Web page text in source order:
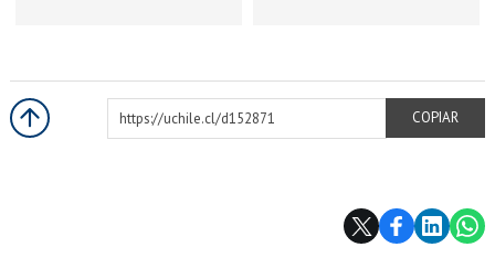
https://uchile.cl/d152871
COPIAR